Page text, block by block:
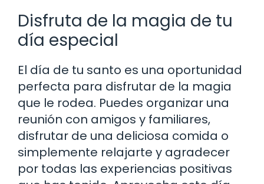
Disfruta de la magia de tu
día especial
El día de tu santo es una oportunidad
perfecta para disfrutar de la magia
que le rodea. Puedes organizar una
reunión con amigos y familiares,
disfrutar de una deliciosa comida o
simplemente relajarte y agradecer
por todas las experiencias positivas